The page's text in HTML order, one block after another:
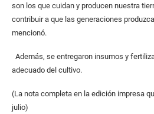
son los que cuidan y producen nuestra
contribuir a que las generaciones
mencionó.
Además, se entregaron insumos y
adecuado del cultivo.
(La nota completa en la edición impresa
julio)